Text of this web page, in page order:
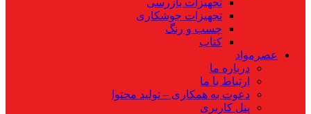
تجهیزات بازرسی
تجهیزات جوشکاری
چسب و رنگ
کتاب
عصرمواد
درباره ما
ارتباط با ما
دعوت به همکاری – تولید محتوا
پنل کاربری